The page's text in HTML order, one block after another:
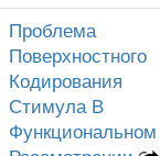
Проблема
Поверхностного
Кодирования
Стимула В
Функциональном